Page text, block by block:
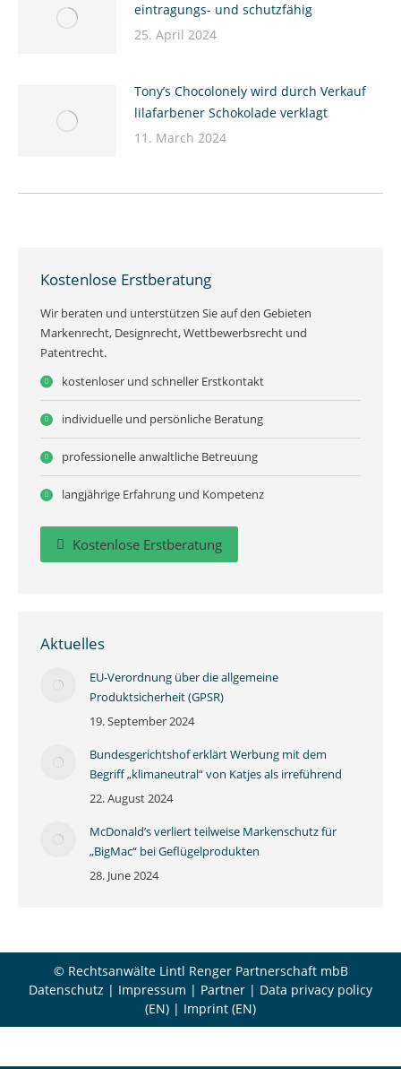
eintragungs- und schutzfähig
25. April 2024
Tony’s Chocolonely wird durch Verkauf
lilafarbener Schokolade verklagt
11. March 2024
Kostenlose Erstberatung
Wir beraten und unterstützen Sie auf den Gebieten
Markenrecht, Designrecht, Wettbewerbsrecht und
Patentrecht.
kostenloser und schneller Erstkontakt
individuelle und persönliche Beratung
professionelle anwaltliche Betreuung
langjährige Erfahrung und Kompetenz
Kostenlose Erstberatung
Aktuelles
EU-Verordnung über die allgemeine
Produktsicherheit (GPSR)
19. September 2024
Bundesgerichtshof erklärt Werbung mit dem
Begriff „klimaneutral“ von Katjes als irreführend
22. August 2024
McDonald’s verliert teilweise Markenschutz für
„BigMac“ bei Geflügelprodukten
28. June 2024
© Rechtsanwälte Lintl Renger Partnerschaft mbB
Datenschutz | Impressum | Partner | Data privacy policy
(EN) | Imprint (EN)